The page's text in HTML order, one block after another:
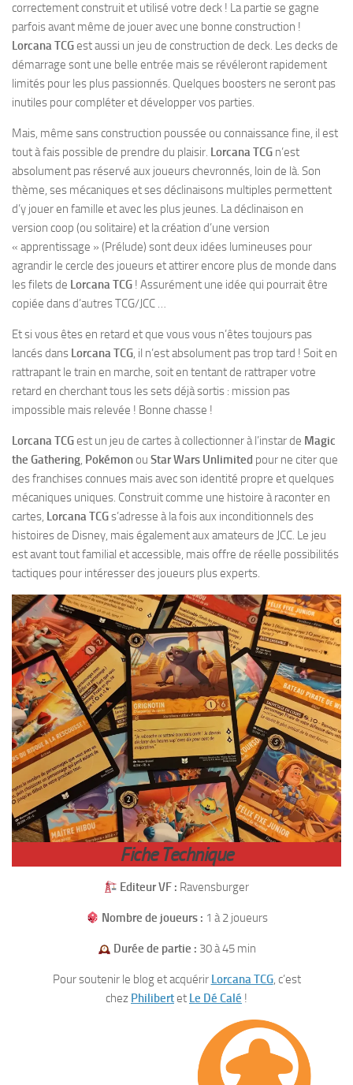
correctement construit et utilisé votre deck ! La partie se gagne
parfois avant même de jouer avec une bonne construction !
Lorcana TCGest aussi un jeu de construction de deck. Les decks de
démarrage sont une belle entrée mais se révéleront rapidement
limités pour les plus passionnés. Quelques boosters ne seront pas
inutiles pour compléter et développer vos parties.
Mais, même sans construction poussée ou connaissance fine, il est
tout à fais possible de prendre du plaisir. Lorcana TCG n’est
absolument pas réservé aux joueurs chevronnés, loin de là. Son
thème, ses mécaniques et ses déclinaisons multiples permettent
d’y jouer en famille et avec les plus jeunes. La déclinaison en
version coop (ou solitaire) et la création d’une version
« apprentissage » (Prélude) sont deux idées lumineuses pour
agrandir le cercle des joueurs et attirer encore plus de monde dans
les filets de Lorcana TCG ! Assurément une idée qui pourrait être
copiée dans d’autres TCG/JCC …
Et si vous êtes en retard et que vous vous n’êtes toujours pas
lancés dans Lorcana TCG, il n’est absolument pas trop tard ! Soit en
rattrapant le train en marche, soit en tentant de rattraper votre
retard en cherchant tous les sets déjà sortis : mission pas
impossible mais relevée ! Bonne chasse !
Lorcana TCGest un jeu de cartes à collectionner à l’instar de Magic
the Gathering, Pokémonou Star Wars Unlimited pour ne citer que
des franchises connues mais avec son identité propre et quelques
mécaniques uniques. Construit comme une histoire à raconter en
cartes, Lorcana TCGs’adresse à la fois aux inconditionnels des
histoires de Disney, mais également aux amateurs de JCC. Le jeu
est avant tout familial et accessible, mais offre de réelle possibilités
tactiques pour intéresser des joueurs plus experts.
Fiche Technique
Editeur VF : Ravensburger
Nombre de joueurs : 1 à 2 joueurs
Durée de partie : 30 à 45 min
Pour soutenir le blog et acquérir Lorcana TCG, c’est
chez Philibertet Le Dé Calé !